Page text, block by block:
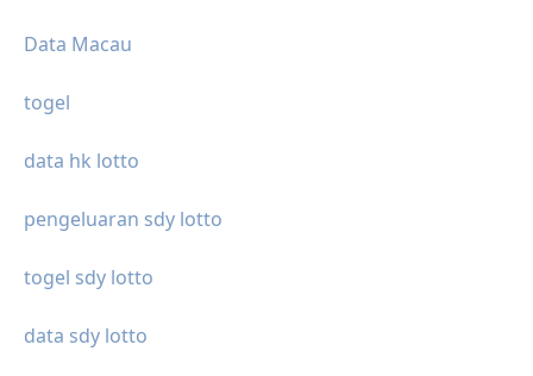
Data Macau
togel
data hk lotto
pengeluaran sdy lotto
togel sdy lotto
data sdy lotto